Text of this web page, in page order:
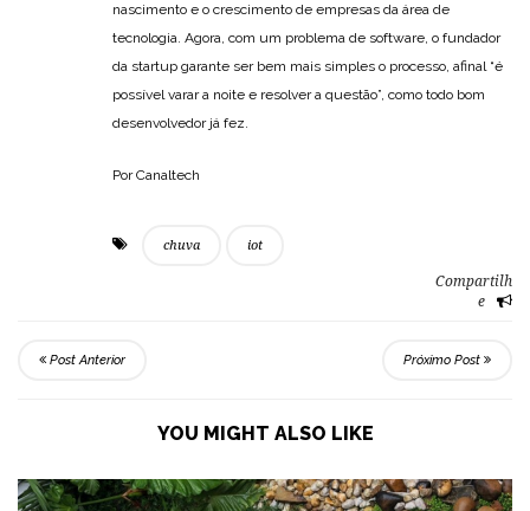
nascimento e o crescimento de empresas da área de
tecnologia. Agora, com um problema de software, o fundador
da startup garante ser bem mais simples o processo, afinal “é
possível varar a noite e resolver a questão”, como todo bom
desenvolvedor já fez.
Por Canaltech
chuva iot
Compartilh
e
Post Anterior Próximo Post
YOU MIGHT ALSO LIKE